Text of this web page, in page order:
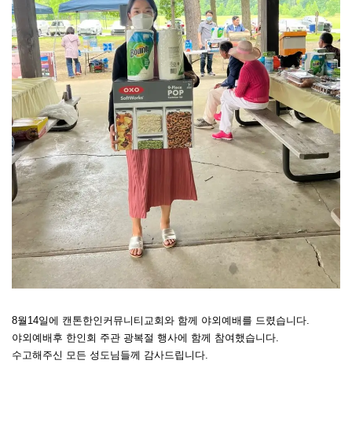
8월14일에 캔톤한인커뮤니티교회와 함께 야외예배를 드렸습니다.
야외예배후 한인회 주관 광복절 행사에 함께 참여했습니다.
수고해주신 모든 성도님들께 감사드립니다.